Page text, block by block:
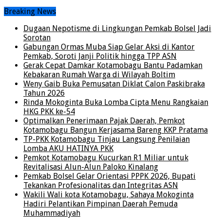
Breaking News
Dugaan Nepotisme di Lingkungan Pemkab Bolsel Jadi
Sorotan
Gabungan Ormas Muba Siap Gelar Aksi di Kantor
Pemkab, Soroti Janji Politik hingga TPP ASN
Gerak Cepat Damkar Kotamobagu Bantu Padamkan
Kebakaran Rumah Warga di Wilayah Boltim
Weny Gaib Buka Pemusatan Diklat Calon Paskibraka
Tahun 2026
Rinda Mokoginta Buka Lomba Cipta Menu Rangkaian
HKG PKK ke-54
Optimalkan Penerimaan Pajak Daerah, Pemkot
Kotamobagu Bangun Kerjasama Bareng KKP Pratama
TP-PKK Kotamobagu Tinjau Langsung Penilaian
Lomba AKU HATINYA PKK
Pemkot Kotamobagu Kucurkan R1 Miliar untuk
Revitalisasi Alun-Alun Paloko Kinalang
Pemkab Bolsel Gelar Orientasi PPPK 2026, Bupati
Tekankan Profesionalitas dan Integritas ASN
Wakili Wali kota Kotamobagu, Sahaya Mokoginta
Hadiri Pelantikan Pimpinan Daerah Pemuda
Muhammadiyah